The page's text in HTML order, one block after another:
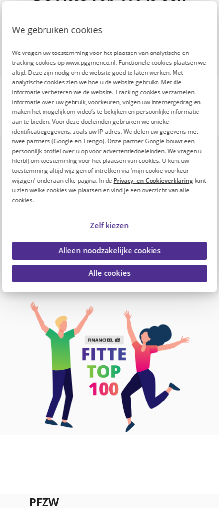
We gebruiken cookies
We vragen uw toestemming voor het plaatsen van analytische en
tracking cookies op www.pggmenco.nl. Functionele cookies plaatsen we
altijd. Deze zijn nodig om de website goed te laten werken. Met
analytische cookies zien we hoe u de website gebruikt. Met die
informatie verbeteren we de website. Tracking cookies verzamelen
informatie over uw gebruik, voorkeuren, volgen uw internetgedrag en
maken het mogelijk om video’s te bekijken en persoonlijke informatie
aan te bieden. Voor deze doeleinden gebruiken we unieke
identificatiegegevens, zoals uw IP-adres. We delen uw gegevens met
twee partners (Google en Trengo). Onze partner Google bouwt een
persoonlijk profiel over u op voor advertentiedoeleinden. We vragen u
hierbij om toestemming voor het plaatsen van cookies. U kunt uw
toestemming altijd wijzigen of intrekken via 'mijn cookie voorkeur
wijzigen' onderaan elke pagina. In de Privacy- en Cookieverklaringkunt
u zien welke cookies we plaatsen en vind je een overzicht van alle
cookies.
Zelf kiezen
Alleen noodzakelijke cookies
Alle cookies
Onze missie
De toenemende inflatie en stijgende kosten
maken het leven steeds duurder. Ook
professionals in zorg en welzijn merken dit in
hun portemonnee.
lanceren PFZW en PGGM&CO de Fitte Top 100: 1
Een platform voor én door professionals in zorg
en welzijn. Vind en deel inspiratie om financieel
fit te blijven. Alleen of samen met je collega's.
PFZW